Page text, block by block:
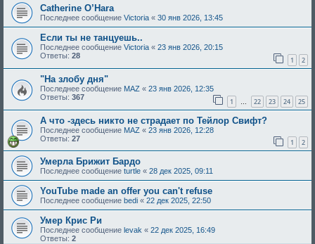
Catherine O’Hara
Последнее сообщение Victoria « 30 янв 2026, 13:45
Если ты нe танцуешь..
Последнее сообщение Victoria « 23 янв 2026, 20:15
Ответы: 28 1 2
"На злобу дня"
Последнее сообщение MAZ « 23 янв 2026, 12:35
Ответы: 367 1 … 22 23 24 25
А что -здесь никто не страдает по Тейлор Свифт?
Последнее сообщение MAZ « 23 янв 2026, 12:28
Ответы: 27 1 2
Умерла Брижит Бардо
Последнее сообщение turtle « 28 дек 2025, 09:11
YouTube made an offer you can't refuse
Последнее сообщение bedi « 22 дек 2025, 22:50
Умер Крис Ри
Последнее сообщение levak « 22 дек 2025, 16:49
Ответы: 2